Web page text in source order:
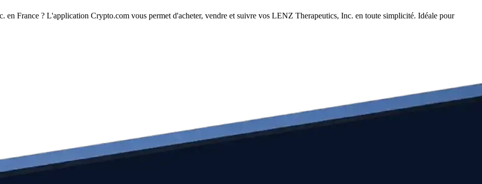
France ? L'application Crypto.com vous permet d'acheter, vendre et suivre vos LENZ Therapeutics, Inc. en toute simplicité. Idéale pour